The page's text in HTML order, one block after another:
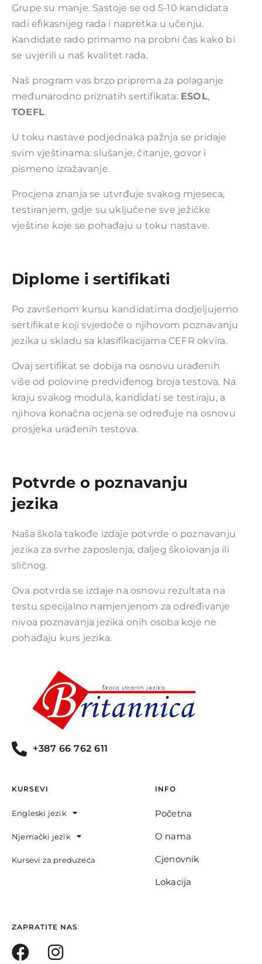
Grupe su manje. Sastoje se od 5-10 kandidata
radi efikasnijeg rada i napretka u učenju.
Kandidate rado primamo na probni čas kako bi
se uvjerili u naš kvalitet rada.
Naš program vas brzo priprema za polaganje
međunarodno priznatih sertifikata: ESOL,
TOEFL.
U toku nastave podjednaka pažnja se pridaje
svim vještinama: slušanje, čitanje, govor i
pismeno izražavanje.
Procjena znanja se utvrđuje svakog mjeseca,
testiranjem, gdje su uključene sve ježičke
vještine koje se pohađaju u toku nastave.
Diplome i sertifikati
Po završenom kursu kandidatima dodjeljujemo
sertifikate koji svjedoče o njihovom poznavanju
jezika u skladu sa klasifikacijama CEFR okvira.
Ovaj sertifikat se dobija na osnovu urađenih
više od polovine predviđenog broja testova. Na
kraju svakog modula, kandidati se testiraju, a
njihova konačna ocjena se određuje na osnovu
prosjeka urađenih testova.
Potvrde o poznavanju
jezika
Naša škola takođe izdaje potvrde o poznavanju
jezika za svrhe zaposlenja, daljeg školovanja ili
sličnog.
Ova potvrda se izdaje na osnovu rezultata na
testu specijalno namjenjenom za određivanje
nivoa poznavanja jezika onih osoba koje ne
pohađaju kurs jezika.
+387 66 762 611
KURSEVI
Engleski jezik
Njemački jezik
Kursevi za preduzeća
INFO
Početna
O nama
Cjenovnik
Lokacija
ZAPRATITE NAS